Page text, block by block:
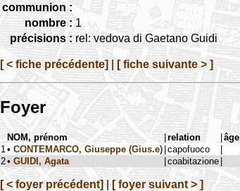
communion :
nombre : 1
précisions : rel: vedova di Gaetano Guidi
[ < fiche précédente] [ fiche suivante > ]
Foyer
NOM, prénom |relation |âge
1 • CONTEMARCO, Giuseppe (Gius.e) |capofuoco |
2• GUIDI, Agata |coabitazione |
[ < foyer précédent] [ foyer suivant > ]